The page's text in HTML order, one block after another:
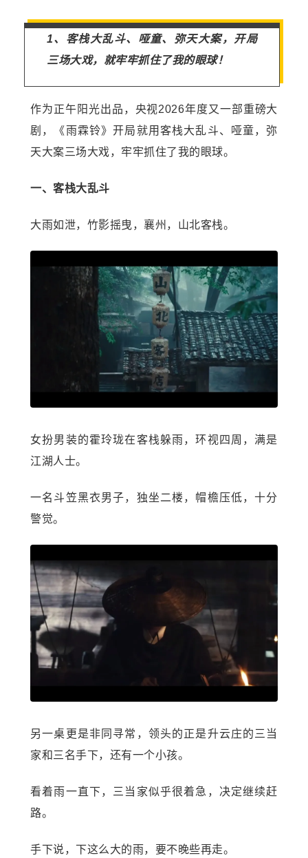
1、客栈大乱斗、哑童、弥天大案，开局
三场大戏，就牢牢抓住了我的眼球！
作为正午阳光出品，央视2026年度又一部重磅大
剧，《雨霖铃》开局就用客栈大乱斗、哑童，弥
天大案三场大戏，牢牢抓住了我的眼球。
一、客栈大乱斗
大雨如泄，竹影摇曳，襄州，山北客栈。
女扮男装的霍玲珑在客栈躲雨，环视四周，满是
江湖人士。
一名斗笠黑衣男子，独坐二楼，帽檐压低，十分
警觉。
另一桌更是非同寻常，领头的正是升云庄的三当
家和三名手下，还有一个小孩。
看着雨一直下，三当家似乎很着急，决定继续赶
路。
手下说，下这么大的雨，要不晚些再走。